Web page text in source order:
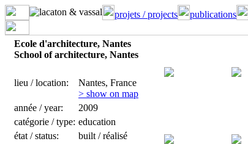
projets / projects publications
Ecole d'architecture, Nantes
School of architecture, Nantes
lieu / location:
Nantes, France
> show on map
année / year:
2009
catégorie / type: education
état / status:
built / réalisé